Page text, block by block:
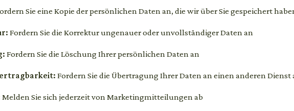
Sie eine Kopie der persönlichen Daten an, die wir über Sie gespeichert
Fordern Sie die Korrektur ungenauer oder unvollständiger Daten an
Fordern Sie die Löschung Ihrer persönlichen Daten an
Fordern Sie die Übertragung Ihrer Daten an einen anderen Dienst
Melden Sie sich jederzeit von Marketingmitteilungen ab